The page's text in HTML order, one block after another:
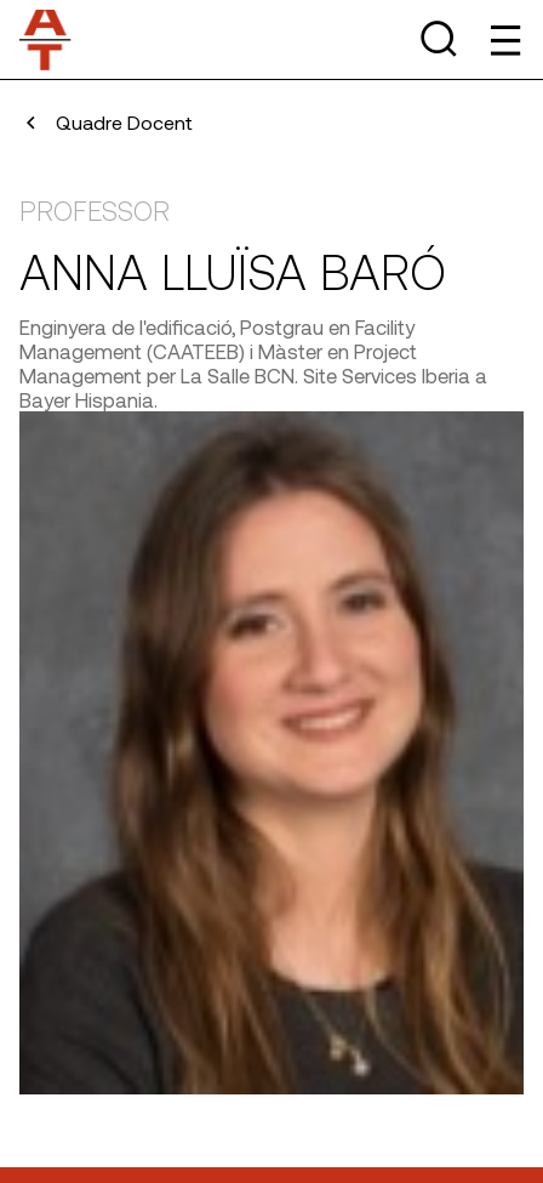
Quadre Docent
PROFESSOR
ANNA LLUÏSA BARÓ
Enginyera de l'edificació, Postgrau en Facility
Management (CAATEEB) i Màster en Project
Management per La Salle BCN. Site Services Iberia a
Bayer Hispania.